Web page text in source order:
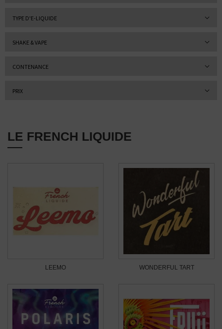
TYPE D'E-LIQUIDE
SHAKE & VAPE
CONTENANCE
PRIX
LE FRENCH LIQUIDE
LEEMO WONDERFUL TART